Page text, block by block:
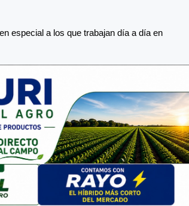
especial a los que trabajan día a día en